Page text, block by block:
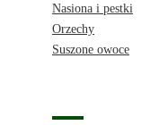
Nasiona i pestki
Orzechy
Suszone owoce